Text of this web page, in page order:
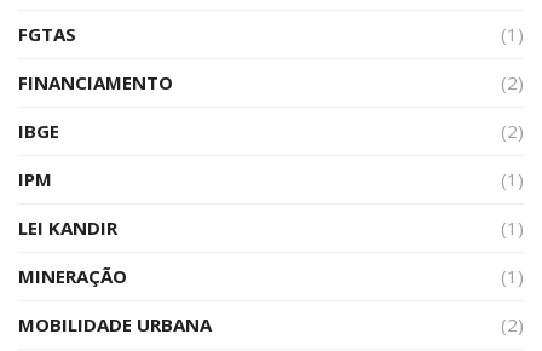
FGTAS
(1)
FINANCIAMENTO
(2)
IBGE
(2)
IPM
(1)
LEI KANDIR
(1)
MINERAÇÃO
(1)
MOBILIDADE URBANA
(2)